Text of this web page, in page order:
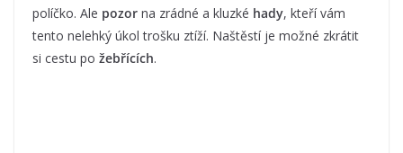
políčko. Ale pozor na zrádné a kluzké hady, kteří vám
tento nelehký úkol trošku ztíží. Naštěstí je možné zkrátit
si cestu po žebřících.